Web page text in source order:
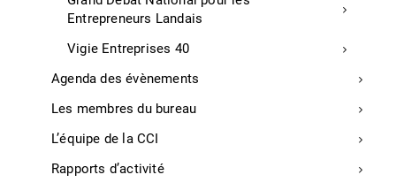
Entrepreneurs Landais
Vigie Entreprises 40
Agenda des évènements
Les membres du bureau
L’équipe de la CCI
Rapports d’activité